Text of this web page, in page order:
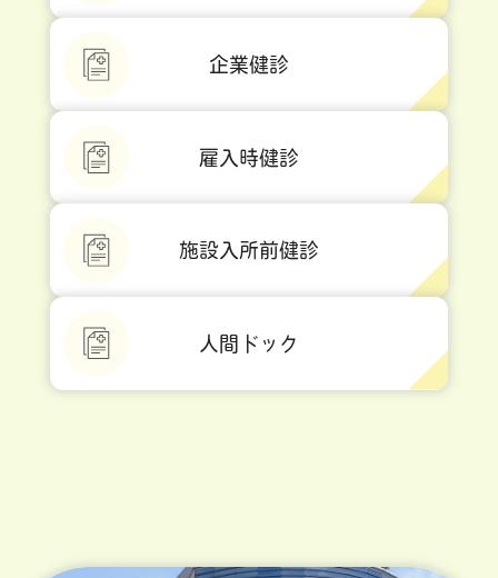
企業健診
雇入時健診
施設入所前健診
人間ドック